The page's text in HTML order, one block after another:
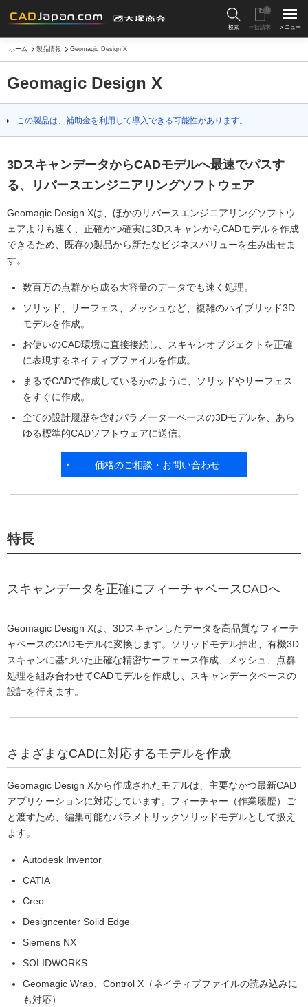
検索 一括請求
0
メニュー
ホーム 製品情報 Geomagic Design X
Geomagic Design X
この製品は、補助金を利用して導入できる可能性があります。
3DスキャンデータからCADモデルへ最速でパスす
る、リバースエンジニアリングソフトウェア
Geomagic Design Xは、ほかのリバースエンジニアリングソフトウ
ェアよりも速く、正確かつ確実に3DスキャンからCADモデルを作成
できるため、既存の製品から新たなビジネスバリューを生み出せま
す。
数百万の点群から成る大容量のデータでも速く処理。
ソリッド、サーフェス、メッシュなど、複雑のハイブリッド3D
モデルを作成。
お使いのCAD環境に直接接続し、スキャンオブジェクトを正確
に表現するネイティブファイルを作成。
まるでCADで作成しているかのように、ソリッドやサーフェス
をすぐに作成。
全ての設計履歴を含むパラメーターベースの3Dモデルを、あら
ゆる標準的CADソフトウェアに送信。
価格のご相談・お問い合わせ
特長
スキャンデータを正確にフィーチャベースCADへ
Geomagic Design Xは、3Dスキャンしたデータを高品質なフィーチ
ャベースのCADモデルに変換します。ソリッドモデル抽出、有機3D
スキャンに基づいた正確な精密サーフェース作成、メッシュ、点群
処理を組み合わせてCADモデルを作成し、スキャンデータベースの
設計を行えます。
さまざまなCADに対応するモデルを作成
Geomagic Design Xから作成されたモデルは、主要なかつ最新CAD
アプリケーションに対応しています。フィーチャー（作業履歴）ご
と渡すため、編集可能なパラメトリックソリッドモデルとして扱え
ます。
Autodesk Inventor
CATIA
Creo
Designcenter Solid Edge
Siemens NX
SOLIDWORKS
Geomagic Wrap、Control X（ネイティブファイルの読み込みに
も対応）